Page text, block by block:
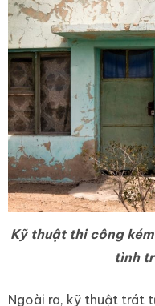
Kỹ thuật thi công
tình
Ngoài ra, kỹ thuật trát